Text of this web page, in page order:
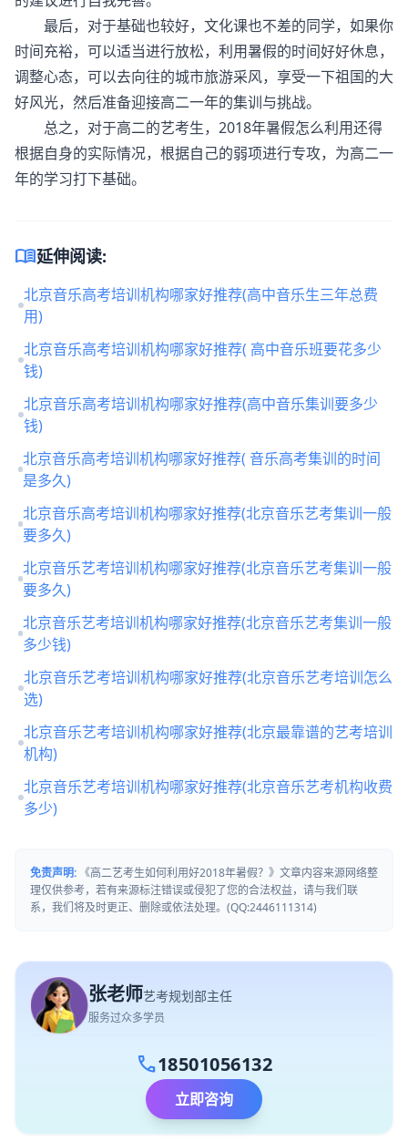
最后，对于基础也较好，文化课也不差的同学，如果你
时间充裕，可以适当进行放松，利用暑假的时间好好休息，
调整心态，可以去向往的城市旅游采风，享受一下祖国的大
好风光，然后准备迎接高二一年的集训与挑战。
总之，对于高二的艺考生，2018年暑假怎么利用还得
根据自身的实际情况，根据自己的弱项进行专攻，为高二一
年的学习打下基础。
menu_book延伸阅读:
北京音乐高考培训机构哪家好推荐(高中音乐生三年总费
用)
北京音乐高考培训机构哪家好推荐( 高中音乐班要花多少
钱)
北京音乐高考培训机构哪家好推荐(高中音乐集训要多少
钱)
北京音乐高考培训机构哪家好推荐( 音乐高考集训的时间
是多久)
北京音乐高考培训机构哪家好推荐(北京音乐艺考集训一般
要多久)
北京音乐艺考培训机构哪家好推荐(北京音乐艺考集训一般
要多久)
北京音乐艺考培训机构哪家好推荐(北京音乐艺考集训一般
多少钱)
北京音乐艺考培训机构哪家好推荐(北京音乐艺考培训怎么
选)
北京音乐艺考培训机构哪家好推荐(北京最靠谱的艺考培训
机构)
北京音乐艺考培训机构哪家好推荐(北京音乐艺考机构收费
多少)
免责声明: 《高二艺考生如何利用好2018年暑假？》文章内容来源网络整
理仅供参考，若有来源标注错误或侵犯了您的合法权益，请与我们联
系，我们将及时更正、删除或依法处理。(QQ:2446111314)
张老师艺考规划部主任
服务过众多学员
call18501056132
立即咨询